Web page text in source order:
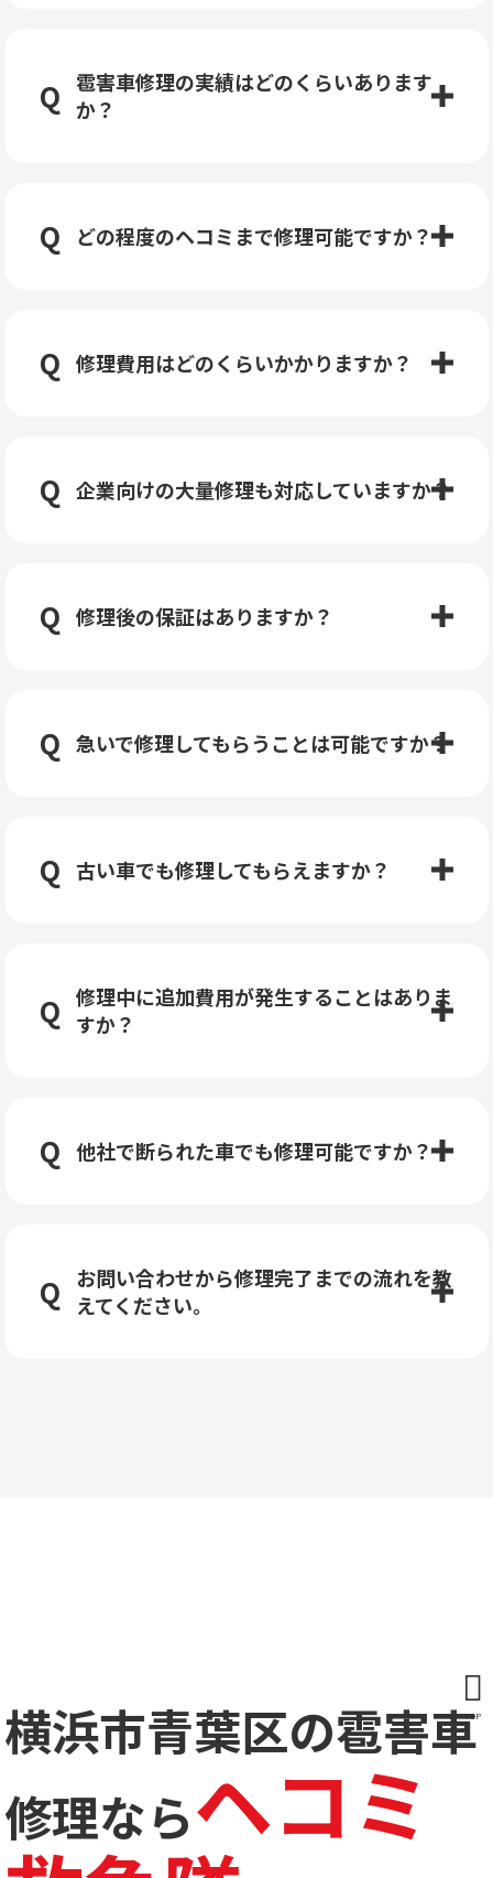
雹害車修理の実績はどのくらいあります
か？
どの程度のヘコミまで修理可能ですか？
修理費用はどのくらいかかりますか？
企業向けの大量修理も対応していますか？
修理後の保証はありますか？
急いで修理してもらうことは可能ですか？
古い車でも修理してもらえますか？
修理中に追加費用が発生することはありま
すか？
他社で断られた車でも修理可能ですか？
お問い合わせから修理完了までの流れを教
えてください。
横浜市青葉区の雹害車
修理ならヘコミ
TOP